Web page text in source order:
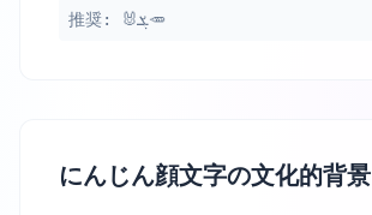
推奨: 🐰ܮ🥕
にんじん顔文字の文化的背景